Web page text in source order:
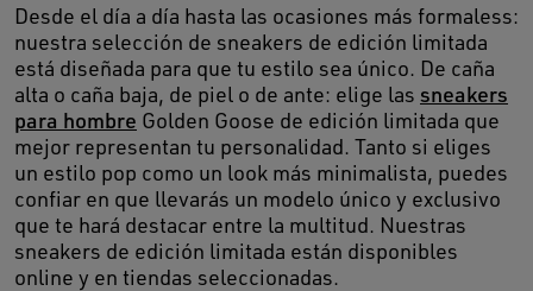
Desde el día a día hasta las ocasiones más formaless:
nuestra selección de sneakers de edición limitada
está diseñada para que tu estilo sea único. De caña
alta o caña baja, de piel o de ante: elige las sneakers
para hombre Golden Goose de edición limitada que
mejor representan tu personalidad. Tanto si eliges
un estilo pop como un look más minimalista, puedes
confiar en que llevarás un modelo único y exclusivo
que te hará destacar entre la multitud. Nuestras
sneakers de edición limitada están disponibles
online y en tiendas seleccionadas.